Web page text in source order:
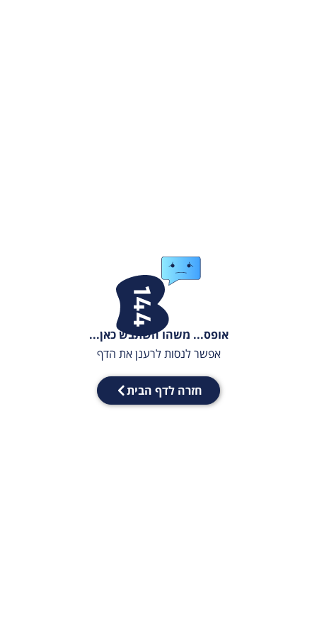
אופס... משהו השתבש כאן...
אפשר לנסות לרענן את הדף
חזרה לדף הבית